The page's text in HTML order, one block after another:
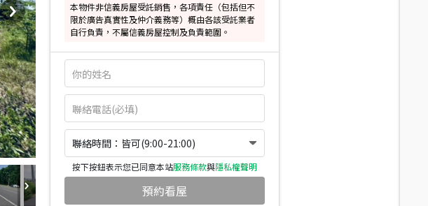
本物件非信義房屋受託銷售，各項責任（包括但不
限於廣告真實性及仲介義務等）概由各該受託業者
自行負責，不屬信義房屋控制及負責範圍。
聯絡時間：皆可(9:00-21:00)
按下按鈕表示您已同意本站服務條款與隱私權聲明
預約看屋